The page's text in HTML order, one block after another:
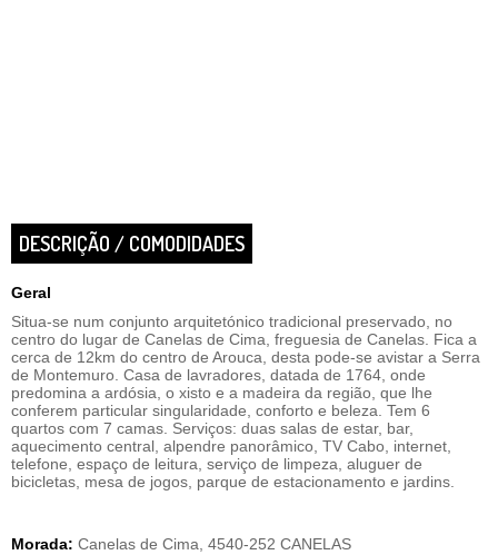
DESCRIÇÃO / COMODIDADES
Geral
Situa-se num conjunto arquitetónico tradicional preservado, no
centro do lugar de Canelas de Cima, freguesia de Canelas. Fica a
cerca de 12km do centro de Arouca, desta pode-se avistar a Serra
de Montemuro. Casa de lavradores, datada de 1764, onde
predomina a ardósia, o xisto e a madeira da região, que lhe
conferem particular singularidade, conforto e beleza. Tem 6
quartos com 7 camas. Serviços: duas salas de estar, bar,
aquecimento central, alpendre panorâmico, TV Cabo, internet,
telefone, espaço de leitura, serviço de limpeza, aluguer de
bicicletas, mesa de jogos, parque de estacionamento e jardins.
Morada: Canelas de Cima, 4540-252 CANELAS